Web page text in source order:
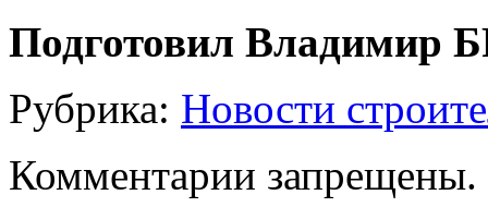
Подготовил Владимир
Рубрика: Новости
Комментарии запрещены.